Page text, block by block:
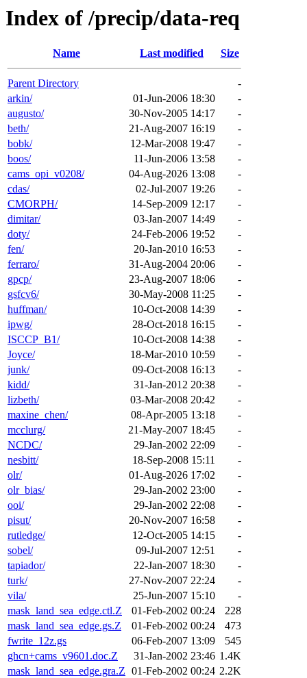
Index of /precip/data-req
Name Last modified Size
Parent Directory
-
arkin/
01-Jun-2006 18:30
-
augusto/
30-Nov-2005 14:17
-
beth/
21-Aug-2007 16:19
-
bobk/
12-Mar-2008 19:47
-
boos/
11-Jun-2006 13:58
-
cams_opi_v0208/
04-Aug-2026 13:08
-
cdas/
02-Jul-2007 19:26
-
CMORPH/
14-Sep-2009 12:17
-
dimitar/
03-Jan-2007 14:49
-
doty/
24-Feb-2006 19:52
-
fen/
20-Jan-2010 16:53
-
ferraro/
31-Aug-2004 20:06
-
gpcp/
23-Aug-2007 18:06
-
gsfcv6/
30-May-2008 11:25
-
huffman/
10-Oct-2008 14:39
-
ipwg/
28-Oct-2018 16:15
-
ISCCP_B1/
10-Oct-2008 14:38
-
Joyce/
18-Mar-2010 10:59
-
junk/
09-Oct-2008 16:13
-
kidd/
31-Jan-2012 20:38
-
lizbeth/
03-Mar-2008 20:42
-
maxine_chen/
08-Apr-2005 13:18
-
mcclurg/
21-May-2007 18:45
-
NCDC/
29-Jan-2002 22:09
-
nesbitt/
18-Sep-2008 15:11
-
olr/
01-Aug-2026 17:02
-
olr_bias/
29-Jan-2002 23:00
-
ooi/
29-Jan-2002 22:08
-
pisut/
20-Nov-2007 16:58
-
rutledge/
12-Oct-2005 14:15
-
sobel/
09-Jul-2007 12:51
-
tapiador/
22-Jan-2007 18:30
-
turk/
27-Nov-2007 22:24
-
vila/
25-Jun-2007 15:10
-
mask_land_sea_edge.ctl.Z
01-Feb-2002 00:24
228
mask_land_sea_edge.gs.Z
01-Feb-2002 00:24
473
fwrite_12z.gs
06-Feb-2007 13:09
545
ghcn+cams_v9601.doc.Z
31-Jan-2002 23:46 1.4K
mask_land_sea_edge.gra.Z 01-Feb-2002 00:24 2.2K